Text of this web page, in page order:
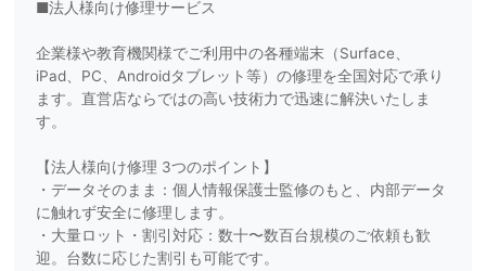
■法人様向け修理サービス
企業様や教育機関様でご利用中の各種端末（Surface、
iPad、PC、Androidタブレット等）の修理を全国対応で承り
ます。直営店ならではの高い技術力で迅速に解決いたしま
す。
【法人様向け修理 3つのポイント】
・データそのまま：個人情報保護士監修のもと、内部データ
に触れず安全に修理します。
・大量ロット・割引対応：数十〜数百台規模のご依頼も歓
迎。台数に応じた割引も可能です。